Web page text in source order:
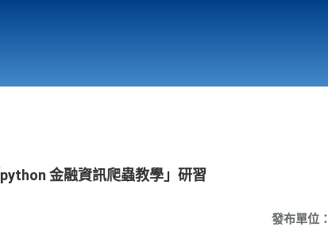
金融資訊爬蟲教學」研習
發布單位：